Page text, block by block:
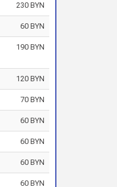
230 BYN
60 BYN
190 BYN
120 BYN
70 BYN
60 BYN
60 BYN
60 BYN
60 BYN